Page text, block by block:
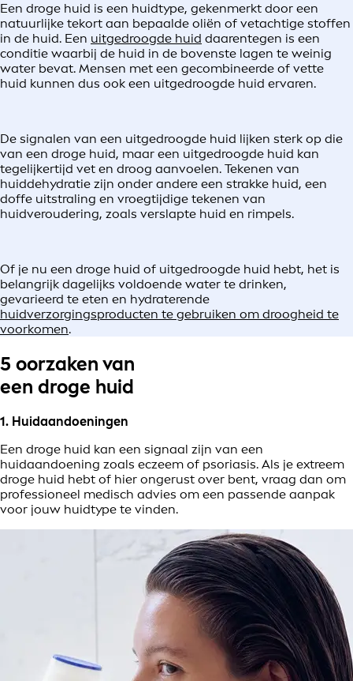
Een droge huid is een huidtype, gekenmerkt door een
natuurlijke tekort aan bepaalde oliën of vetachtige stoffen
in de huid. Een uitgedroogde huid daarentegen is een
conditie waarbij de huid in de bovenste lagen te weinig
water bevat. Mensen met een gecombineerde of vette
huid kunnen dus ook een uitgedroogde huid ervaren.
De signalen van een uitgedroogde huid lijken sterk op die
van een droge huid, maar een uitgedroogde huid kan
tegelijkertijd vet en droog aanvoelen. Tekenen van
huiddehydratie zijn onder andere een strakke huid, een
doffe uitstraling en vroegtijdige tekenen van
huidveroudering, zoals verslapte huid en rimpels.
Of je nu een droge huid of uitgedroogde huid hebt, het is
belangrijk dagelijks voldoende water te drinken,
gevarieerd te eten en hydraterende
huidverzorgingsproducten te gebruiken om droogheid te
voorkomen.
5 oorzaken van
een droge huid
1. Huidaandoeningen
Een droge huid kan een signaal zijn van een
huidaandoening zoals eczeem of psoriasis. Als je extreem
droge huid hebt of hier ongerust over bent, vraag dan om
professioneel medisch advies om een passende aanpak
voor jouw huidtype te vinden.